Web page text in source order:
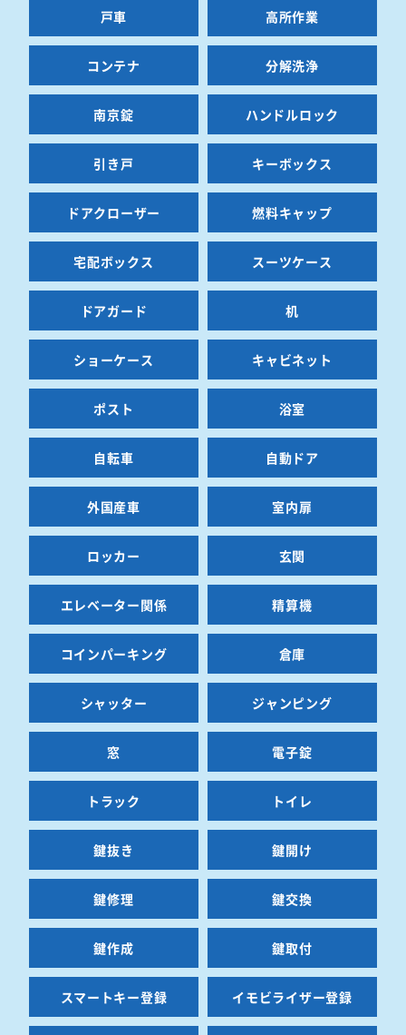
戸車 高所作業
コンテナ 分解洗浄
南京錠 ハンドルロック
引き戸 キーボックス
ドアクローザー 燃料キャップ
宅配ボックス スーツケース
ドアガード 机
ショーケース キャビネット
ポスト 浴室
自転車 自動ドア
外国産車 室内扉
ロッカー 玄関
エレベーター関係 精算機
コインパーキング 倉庫
シャッター ジャンピング
窓 電子錠
トラック トイレ
鍵抜き 鍵開け
鍵修理 鍵交換
鍵作成 鍵取付
スマートキー登録 イモビライザー登録